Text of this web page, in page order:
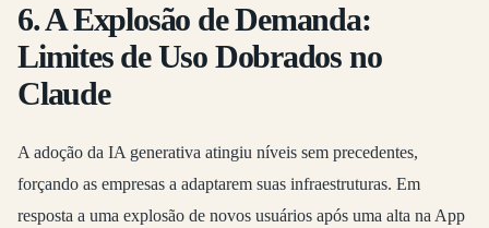
6. A Explosão de Demanda:
Limites de Uso Dobrados no
Claude
A adoção da IA generativa atingiu níveis sem precedentes,
forçando as empresas a adaptarem suas infraestruturas. Em
resposta a uma explosão de novos usuários após uma alta na App